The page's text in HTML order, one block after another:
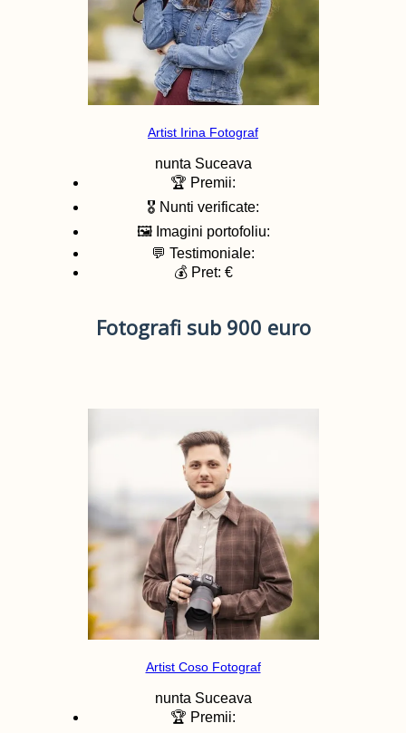
Artist Irina Fotograf
nunta Suceava
🏆 Premii:
🎖️ Nunti verificate:
🖼️ Imagini portofoliu:
💬 Testimoniale:
💰 Pret: €
Fotografi sub 900 euro
Artist Coso Fotograf
nunta Suceava
🏆 Premii: